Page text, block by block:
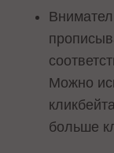
Можно
больше